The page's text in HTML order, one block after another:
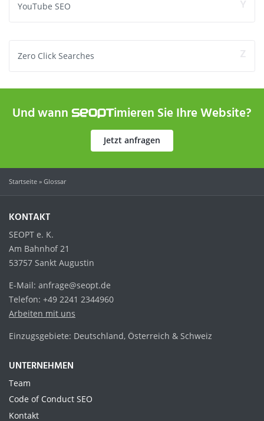
YouTube SEO
Zero Click Searches
Und wann SEOPTimieren Sie Ihre Website?
Jetzt anfragen
Startseite » Glossar
KONTAKT
SEOPT e. K.
Am Bahnhof 21
53757 Sankt Augustin
E-Mail: anfrage@seopt.de
Telefon: +49 2241 2344960
Arbeiten mit uns
Einzugsgebiete: Deutschland, Österreich & Schweiz
UNTERNEHMEN
Team
Code of Conduct SEO
Kontakt